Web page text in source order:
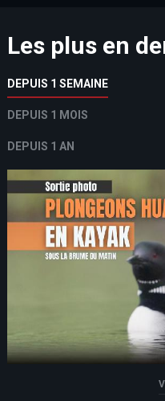
Les plus en
DEPUIS 1 SEMAINE
DEPUIS 1 MOIS
DEPUIS 1 AN